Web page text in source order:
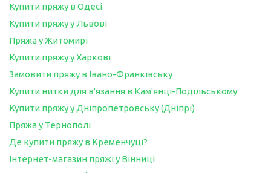
Купити пряжу в Одесі
Купити пряжу у Львові
Пряжа у Житомирі
Купити пряжу у Харкові
Замовити пряжу в Івано-Франківську
Купити нитки для в'язання в Кам'янці-Подільському
Купити пряжу у Дніпропетровську (Дніпрі)
Пряжа у Тернополі
Де купити пряжу в Кременчуці?
Інтернет-магазин пряжі у Вінниці